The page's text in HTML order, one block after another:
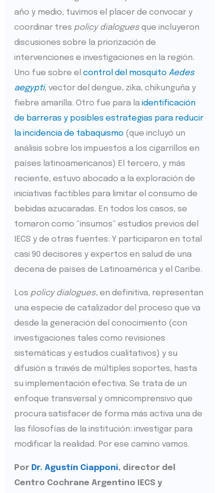
año y medio, tuvimos el placer de convocar y
coordinar tres policy dialogues que incluyeron
discusiones sobre la priorización de
intervenciones e investigaciones en la región.
Uno fue sobre elcontrol del mosquitoAedes
aegypti, vector del dengue, zika, chikunguña y
fiebre amarilla. Otro fue para laidentificación
de barreras y posibles estrategias para reducir
la incidencia de tabaquismo (que incluyó un
análisis sobre los impuestos a los cigarrillos en
países latinoamericanos) El tercero, y más
reciente, estuvo abocado a la exploración de
iniciativas factibles para limitar el consumo de
bebidas azucaradas. En todos los casos, se
tomaron como “insumos” estudios previos del
IECS y de otras fuentes. Y participaron en total
casi 90 decisores y expertos en salud de una
decena de países de Latinoamérica y el Caribe.
Los policy dialogues, en definitiva, representan
una especie de catalizador del proceso que va
desde la generación del conocimiento (con
investigaciones tales como revisiones
sistemáticas y estudios cualitativos) y su
difusión a través de múltiples soportes, hasta
su implementación efectiva. Se trata de un
enfoque transversal y omnicomprensivo que
procura satisfacer de forma más activa una de
las filosofías de la institución: investigar para
modificar la realidad. Por ese camino vamos.
Por Dr. Agustín Ciapponi, director del
Centro Cochrane Argentino IECS y